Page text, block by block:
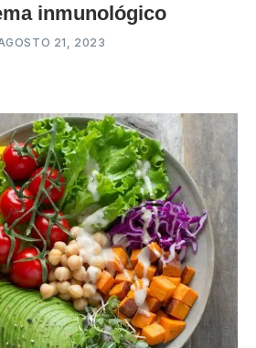
inmunológico
21, 2023